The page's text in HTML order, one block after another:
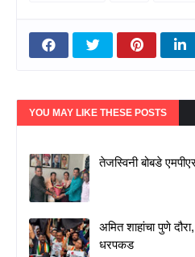
YOU MAY LIKE THESE POSTS
तेजस्विनी बोबडे
अमित शाहांचा पुणे
धरपकड